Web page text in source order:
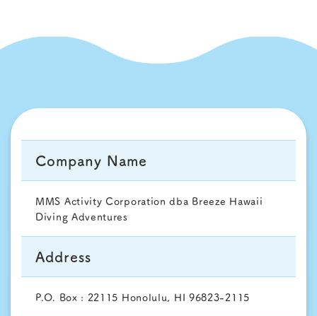
+1-808-399-8353
Company Name
MMS Activity Corporation dba Breeze Hawaii
Diving Adventures
Address
P.O. Box : 22115 Honolulu, HI 96823-2115